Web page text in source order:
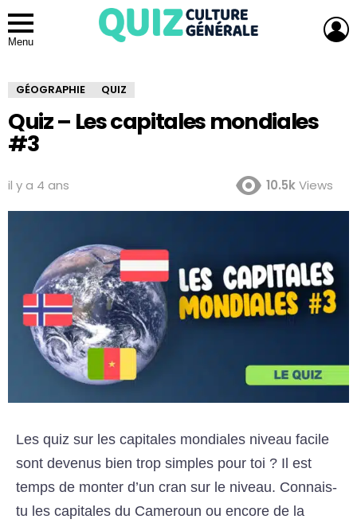
Menu
GÉOGRAPHIE QUIZ
Quiz – Les capitales mondiales
#3
il y a 4 ans 10.5kViews
Les quiz sur les capitales mondiales niveau facile
sont devenus bien trop simples pour toi ? Il est
temps de monter d’un cran sur le niveau. Connais-
tu les capitales du Cameroun ou encore de la